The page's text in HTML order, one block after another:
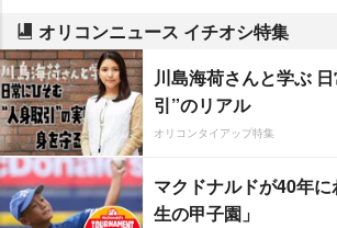
オリコンニュース イチオシ特集
川島海荷さんと学ぶ
引”のリアル
オリコンタイアップ特集
マクドナルドが40年
生の甲子園」